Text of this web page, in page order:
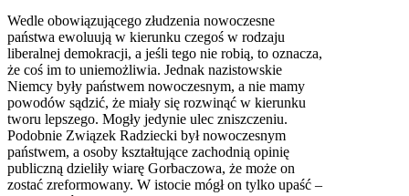
Wedle obowiązującego złudzenia nowoczesne
państwa ewoluują w kierunku czegoś w rodzaju
liberalnej demokracji, a jeśli tego nie robią, to oznacza,
że coś im to uniemożliwia. Jednak nazistowskie
Niemcy były państwem nowoczesnym, a nie mamy
powodów sądzić, że miały się rozwinąć w kierunku
tworu lepszego. Mogły jedynie ulec zniszczeniu.
Podobnie Związek Radziecki był nowoczesnym
państwem, a osoby kształtujące zachodnią opinię
publiczną dzieliły wiarę Gorbaczowa, że może on
zostać zreformowany. W istocie mógł on tylko upaść –